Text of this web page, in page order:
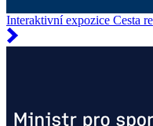
Interaktivní expozice Cesta